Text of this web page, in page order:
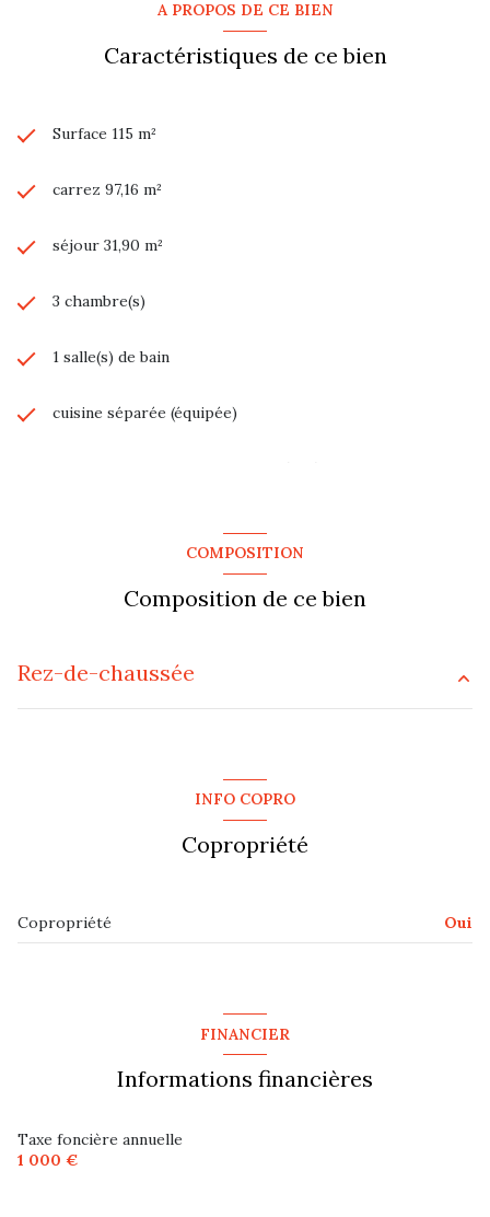
A PROPOS DE CE BIEN
Caractéristiques de ce bien
Surface 115 m²
carrez 97,16 m²
séjour 31,90 m²
3 chambre(s)
1 salle(s) de bain
cuisine séparée (équipée)
COMPOSITION
Composition de ce bien
Rez-de-chaussée
INFO COPRO
Copropriété
Copropriété Oui
FINANCIER
Informations financières
Taxe foncière annuelle
1 000 €